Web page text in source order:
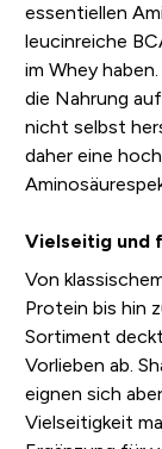
essentiellen
leucinreiche
im Whey
die Nahrung
nicht selbst
daher eine
Vielseitig und
Von
Protein bis hin
Sortiment
Vorlieben ab.
eignen sich
Vielseitigkeit